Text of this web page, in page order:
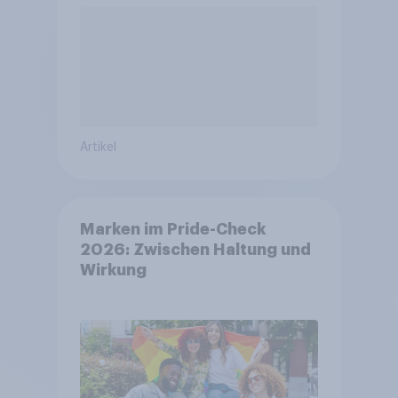
Artikel
Marken im Pride-Check
2026: Zwischen Haltung und
Wirkung